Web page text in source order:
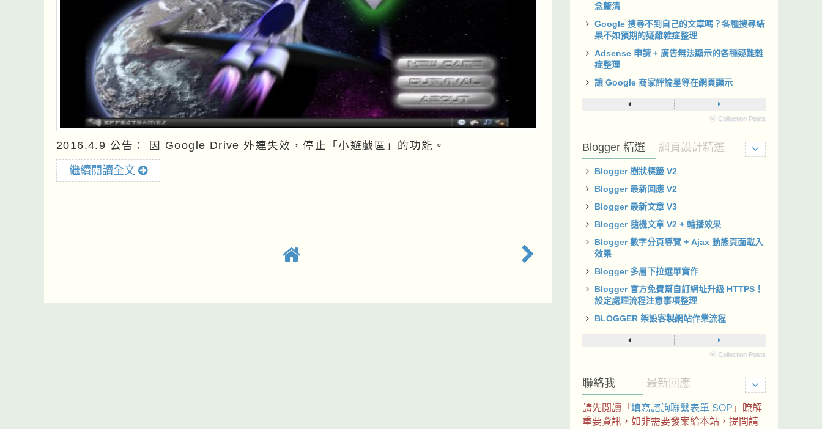
2016.4.9 公告： 因 Google Drive 外連失效，停止「小遊戲區」的功能。
繼續閱讀全文
念釐清
Google 搜尋不到自己的文章嗎？各種搜尋結
果不如預期的疑難雜症整理
Adsense 申請 + 廣告無法顯示的各種疑難雜
症整理
讓 Google 商家評論星等在網頁顯示
ⓦ Collection Posts
Blogger 精選 網頁設計精選
Blogger 樹狀標籤 V2
Blogger 最新回應 V2
Blogger 最新文章 V3
Blogger 隨機文章 V2 + 輪播效果
Blogger 數字分頁導覽 + Ajax 動態頁面載入
效果
Blogger 多層下拉選單實作
Blogger 官方免費幫自訂網址升級 HTTPS！
設定處理流程注意事項整理
BLOGGER 架設客製網站作業流程
ⓦ Collection Posts
聯絡我 最新回應
請先閱讀「 填寫諮詢聯繫表單 SOP 」瞭解
重要資訊，如非需要發案給本站，提問請